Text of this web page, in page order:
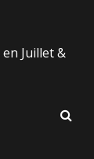
Juillet &